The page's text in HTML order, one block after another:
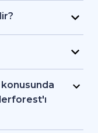
elde etmek
için
ekibi
içerikler ya da
üretim
getiriyor.
video ve
şablon, AI